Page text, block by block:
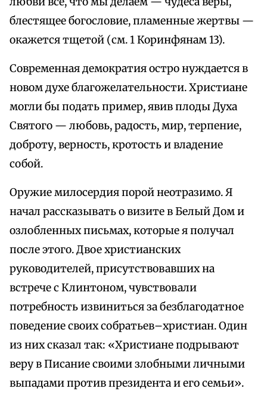
блестящее богословие, пламенные жертвы —
окажется тщетой (см. 1 Коринфянам 13).
Современная демократия остро нуждается в
новом духе благожелательности. Христиане
могли бы подать пример, явив плоды Духа
Святого — любовь, радость, мир, терпение,
доброту, верность, кротость и владение
собой.
Оружие милосердия порой неотразимо. Я
начал рассказывать о визите в Белый Дом и
озлобленных письмах, которые я получал
после этого. Двое христианских
руководителей, присутствовавших на
встрече с Клинтоном, чувствовали
потребность извиниться за безблагодатное
поведение своих собратьев–христиан. Один
из них сказал так: «Христиане подрывают
веру в Писание своими злобными личными
выпадами против президента и его семьи».